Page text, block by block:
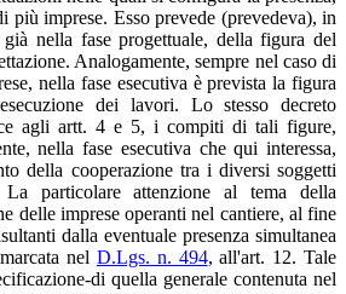
più imprese. Esso prevede (prevedeva), in
nella fase progettuale, della figura del
Analogamente, sempre nel caso di
nella fase esecutiva è prevista la figura
dei lavori. Lo stesso decreto
agli artt. 4 e 5, i compiti di tali figure,
nella fase esecutiva che qui interessa,
della cooperazione tra i diversi soggetti
particolare attenzione al tema della
delle imprese operanti nel cantiere, al fine
dalla eventuale presenza simultanea
nel D.Lgs. n. 494, all'art. 12. Tale
di quella generale contenuta nel